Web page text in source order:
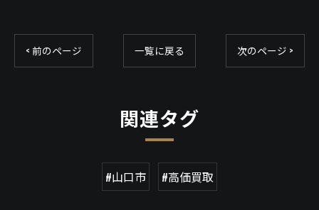
< 前のページ 一覧に戻る 次のページ >
関連タグ
#山口市 #高価買取